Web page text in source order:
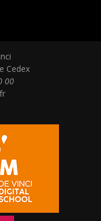
Cedex
00